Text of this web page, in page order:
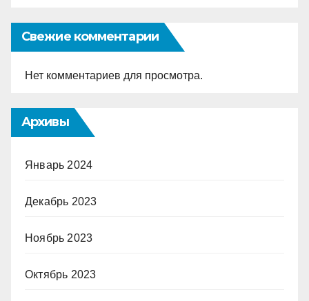
Свежие комментарии
Нет комментариев для просмотра.
Архивы
Январь 2024
Декабрь 2023
Ноябрь 2023
Октябрь 2023